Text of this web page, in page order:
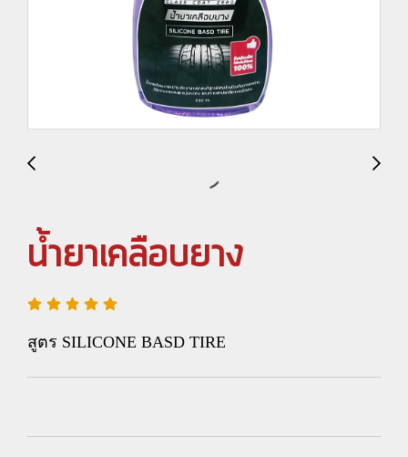
น้ำยาเคลือบยาง
สูตร SILICONE BASD TIRE